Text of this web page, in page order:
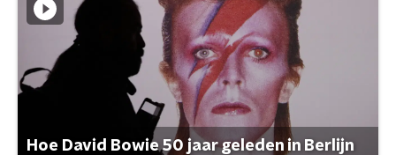
Hoe David Bowie 50 jaar geleden in Berlijn